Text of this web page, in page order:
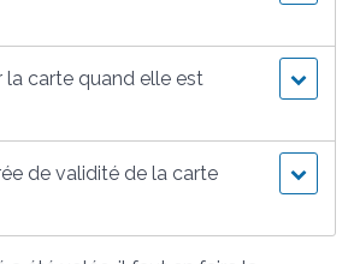
la carte quand elle est
de validité de la carte